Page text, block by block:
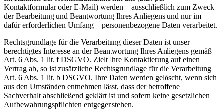
Kontaktformular oder E-Mail) werden – ausschließlich zum Zweck
der Bearbeitung und Beantwortung Ihres Anliegens und nur im
dafür erforderlichen Umfang – personenbezogene Daten verarbeitet.
Rechtsgrundlage für die Verarbeitung dieser Daten ist unser
berechtigtes Interesse an der Beantwortung Ihres Anliegens gemäß
Art. 6 Abs. 1 lit. f DSGVO. Zielt Ihre Kontaktierung auf einen
Vertrag ab, so ist zusätzliche Rechtsgrundlage für die Verarbeitung
Art. 6 Abs. 1 lit. b DSGVO. Ihre Daten werden gelöscht, wenn sich
aus den Umständen entnehmen lässt, dass der betroffene
Sachverhalt abschließend geklärt ist und sofern keine gesetzlichen
Aufbewahrungspflichten entgegenstehen.